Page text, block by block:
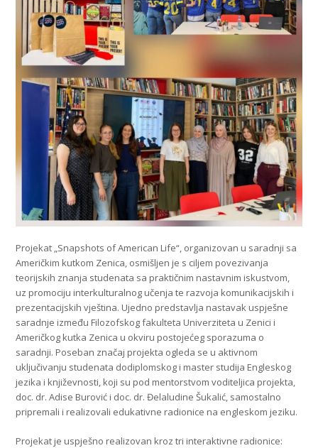
Projekat „Snapshots of American Life“, organizovan u saradnji sa
Američkim kutkom Zenica, osmišljen je s ciljem povezivanja
teorijskih znanja studenata sa praktičnim nastavnim iskustvom,
uz promociju interkulturalnog učenja te razvoja komunikacijskih i
prezentacijskih vještina. Ujedno predstavlja nastavak uspješne
saradnje između Filozofskog fakulteta Univerziteta u Zenici i
Američkog kutka Zenica u okviru postojećeg sporazuma o
saradnji. Poseban značaj projekta ogleda se u aktivnom
uključivanju studenata dodiplomskog i master studija Engleskog
jezika i književnosti, koji su pod mentorstvom voditeljica projekta,
doc. dr. Adise Burović i doc. dr. Đelaludine Šukalić, samostalno
pripremali i realizovali edukativne radionice na engleskom jeziku.
Projekat je uspješno realizovan kroz tri interaktivne radionice: